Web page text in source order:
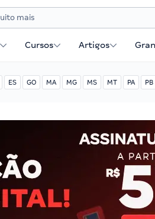
Cursos Artigos
ES GO MA MG MS MT PA PB